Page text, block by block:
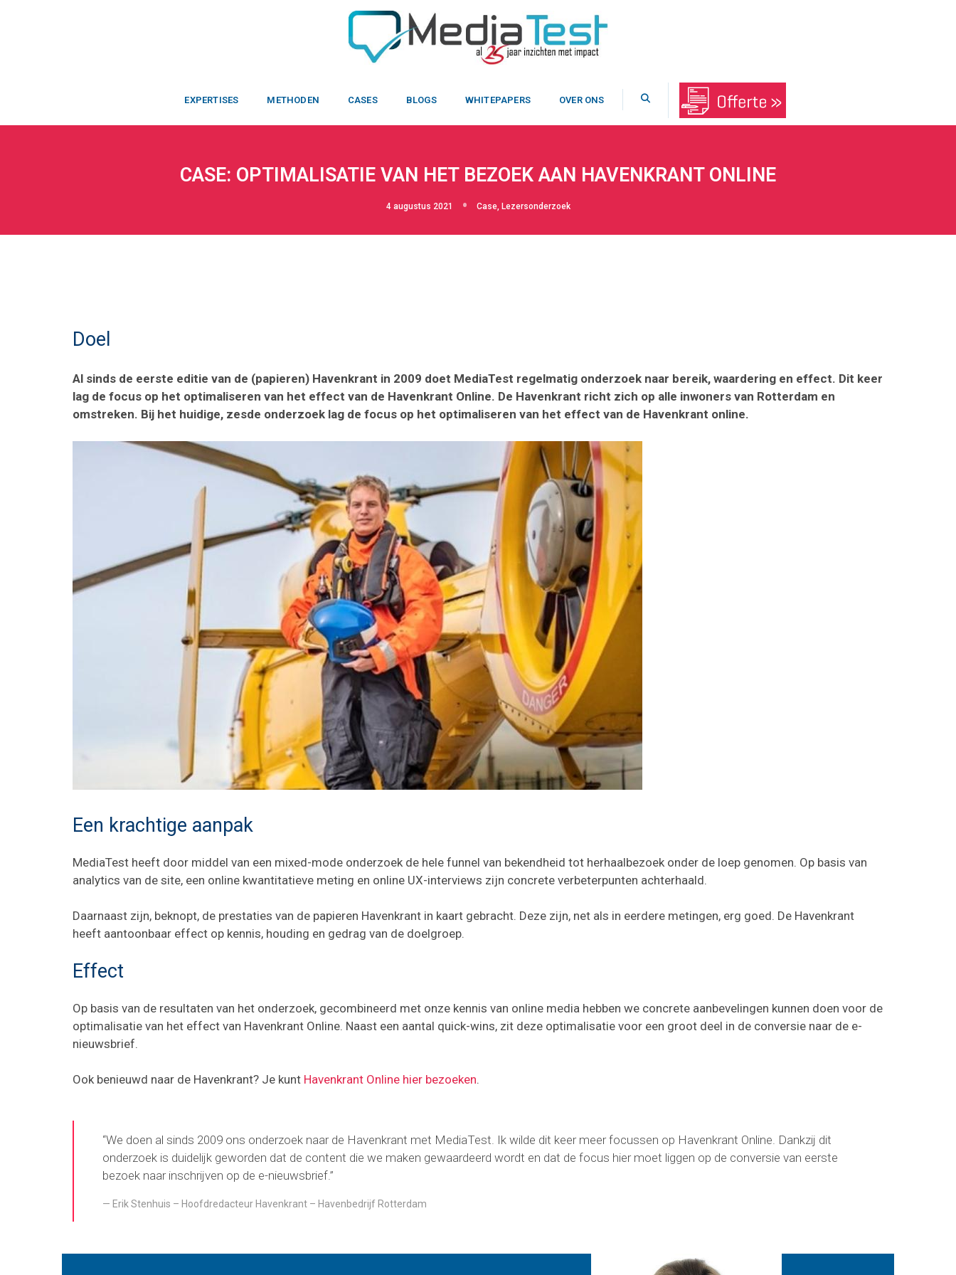
EXPERTISES METHODEN CASES BLOGS WHITEPAPERS OVER ONS
CASE: OPTIMALISATIE VAN HET BEZOEK AAN HAVENKRANT ONLINE
4 augustus 2021 Case, Lezersonderzoek
Doel
Al sinds de eerste editie van de (papieren) Havenkrant in 2009 doet MediaTest regelmatig onderzoek naar bereik, waardering en effect. Dit keer
lag de focus op het optimaliseren van het effect van de Havenkrant Online. De Havenkrant richt zich op alle inwoners van Rotterdam en
omstreken. Bij het huidige, zesde onderzoek lag de focus op het optimaliseren van het effect van de Havenkrant online.
Een krachtige aanpak
MediaTest heeft door middel van een mixed-mode onderzoek de hele funnel van bekendheid tot herhaalbezoek onder de loep genomen. Op basis van
analytics van de site, een online kwantitatieve meting en online UX-interviews zijn concrete verbeterpunten achterhaald.
Daarnaast zijn, beknopt, de prestaties van de papieren Havenkrant in kaart gebracht. Deze zijn, net als in eerdere metingen, erg goed. De Havenkrant
heeft aantoonbaar effect op kennis, houding en gedrag van de doelgroep.
Effect
Op basis van de resultaten van het onderzoek, gecombineerd met onze kennis van online media hebben we concrete aanbevelingen kunnen doen voor de
optimalisatie van het effect van Havenkrant Online. Naast een aantal quick-wins, zit deze optimalisatie voor een groot deel in de conversie naar de e-
nieuwsbrief.
Ook benieuwd naar de Havenkrant? Je kunt Havenkrant Online hier bezoeken.
“We doen al sinds 2009 ons onderzoek naar de Havenkrant met MediaTest. Ik wilde dit keer meer focussen op Havenkrant Online. Dankzij dit
onderzoek is duidelijk geworden dat de content die we maken gewaardeerd wordt en dat de focus hier moet liggen op de conversie van eerste
bezoek naar inschrijven op de e-nieuwsbrief.”
Erik Stenhuis – Hoofdredacteur Havenkrant – Havenbedrijf Rotterdam